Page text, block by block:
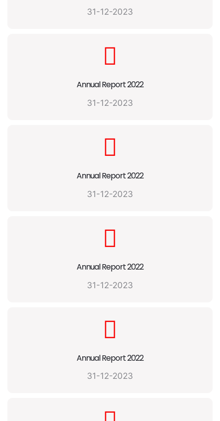
31-12-2023
Annual Report 2022
31-12-2023
Annual Report 2022
31-12-2023
Annual Report 2022
31-12-2023
Annual Report 2022
31-12-2023